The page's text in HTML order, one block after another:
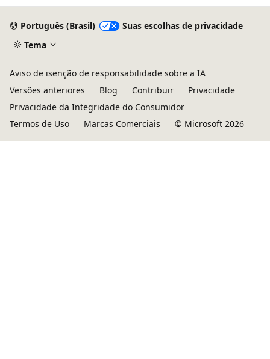
Português (Brasil)
Suas escolhas de privacidade
Tema
Aviso de isenção de responsabilidade sobre a IA
Versões anteriores
Blog Contribuir
Privacidade
Privacidade da Integridade do Consumidor
Termos de Uso
Marcas Comerciais © Microsoft 2026